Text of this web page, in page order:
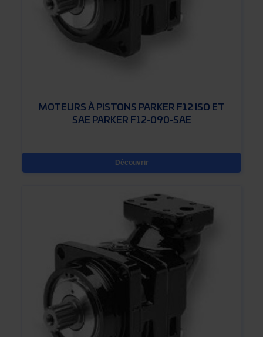
MOTEURS À PISTONS PARKER F12 ISO ET
SAE PARKER F12-090-SAE
Découvrir